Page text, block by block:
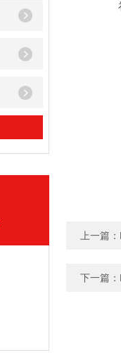
上一篇：
下一篇：